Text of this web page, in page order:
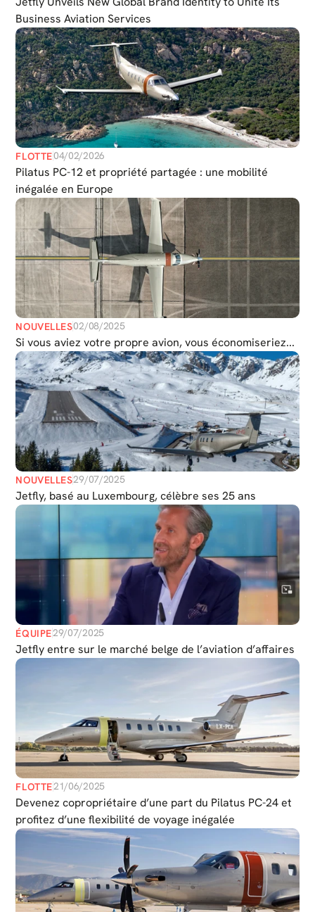
Durabilité
Postuler
Actualités
Nous contacter
Select Language
French
Business Aviation Services
FLOTTE04/02/2026
Pilatus PC-12 et propriété partagée : une mobilité
inégalée en Europe
NOUVELLES02/08/2025
Si vous aviez votre propre avion, vous économiseriez...
NOUVELLES29/07/2025
Jetfly, basé au Luxembourg, célèbre ses 25 ans
ÉQUIPE29/07/2025
Jetfly entre sur le marché belge de l’aviation d’affaires
FLOTTE21/06/2025
Devenez copropriétaire d’une part du Pilatus PC-24 et
profitez d’une flexibilité de voyage inégalée